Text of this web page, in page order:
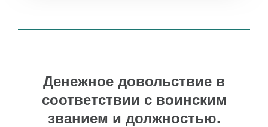
Денежное довольствие в
соответствии с воинским
званием и должностью.